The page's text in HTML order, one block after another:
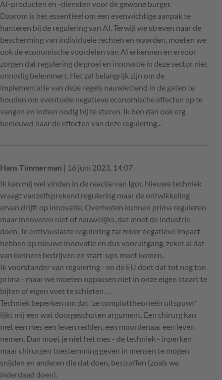
AI-producten en -diensten voor de gewone burger.
Daarom is het essentieel om een evenwichtige aanpak te
hanteren bij de regulering van AI. Terwijl we streven naar de
bescherming van individuele rechten en waarden, moeten we
ook de economische voordelen van AI erkennen en ervoor
zorgen dat regulering de groei en innovatie in deze sector niet
onnodig belemmert. Het zal belangrijk zijn om de
implementatie van deze regels nauwlettend in de gaten te
houden om eventuele negatieve economische effecten op te
vangen en indien nodig bij te sturen. Ik ben dan ook erg
benieuwd naar de effecten van deze regulering...
Hans Timmerman | 16 juni 2023, 14:07
Ik kan mij wel vinden in de reactie van Igor. Nieuwe techniek
vraagt vanzelfsprekend regulering maar de ontwikkeling
ervan drijft op innovatie. Overheden kunnen prima reguleren
maar innoveren niet of nauwelijks, dat moet de industrie
doen. Te enthousiaste regulering zal zeker negatieve impact
hebben op nieuwe innovatie en dus vooruitgang, zeker al dat
van kleinere bedrijven en start-ups moet komen.
Ik voorstander van regulering - en de EU doet dat tot nog toe
prima - maar we moeten oppassen niet in onze eigen staart te
bijten of eigen voet te schieten . . .
Techniek beperken om dat 'ze complottheorieën uitspuwt'
lijkt mij een wat doorgeschoten argument. Een chirurg kan
met een mes een leven redden, een moordenaar een leven
nemen. Dan moet je niet het mes - de techniek - inperken
maar chirurgen toestemming geven in mensen te mogen
snijden en anderen die dat doen, bestraffen (zoals we
inderdaad doen).